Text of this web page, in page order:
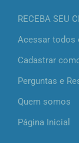
RECEBA SEU
Acessar todos
Cadastrar
Perguntas e
Quem somos
Página Inicial